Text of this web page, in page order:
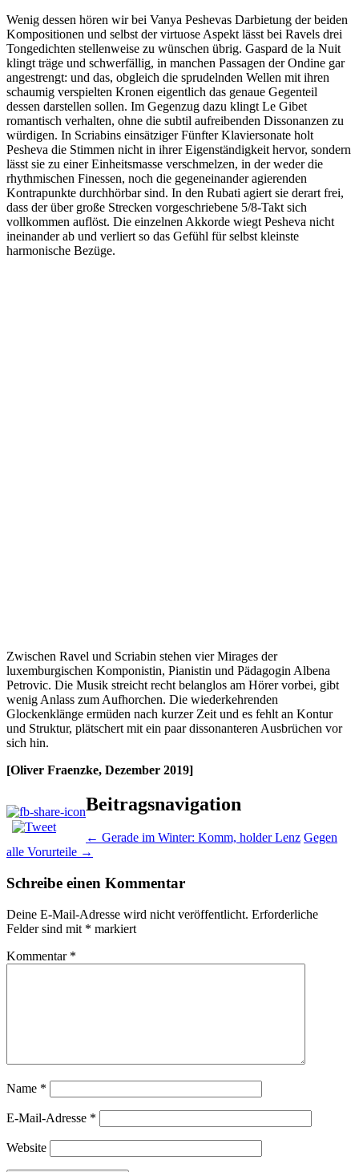
Wenig dessen hören wir bei Vanya Peshevas Darbietung der beiden
Kompositionen und selbst der virtuose Aspekt lässt bei Ravels drei
Tongedichten stellenweise zu wünschen übrig. Gaspard de la Nuit
klingt träge und schwerfällig, in manchen Passagen der Ondine gar
angestrengt: und das, obgleich die sprudelnden Wellen mit ihren
schaumig verspielten Kronen eigentlich das genaue Gegenteil
dessen darstellen sollen. Im Gegenzug dazu klingt Le Gibet
romantisch verhalten, ohne die subtil aufreibenden Dissonanzen zu
würdigen. In Scriabins einsätziger Fünfter Klaviersonate holt
Pesheva die Stimmen nicht in ihrer Eigenständigkeit hervor, sondern
lässt sie zu einer Einheitsmasse verschmelzen, in der weder die
rhythmischen Finessen, noch die gegeneinander agierenden
Kontrapunkte durchhörbar sind. In den Rubati agiert sie derart frei,
dass der über große Strecken vorgeschriebene 5/8-Takt sich
vollkommen auflöst. Die einzelnen Akkorde wiegt Pesheva nicht
ineinander ab und verliert so das Gefühl für selbst kleinste
harmonische Bezüge.
Zwischen Ravel und Scriabin stehen vier Mirages der
luxemburgischen Komponistin, Pianistin und Pädagogin Albena
Petrovic. Die Musik streicht recht belanglos am Hörer vorbei, gibt
wenig Anlass zum Aufhorchen. Die wiederkehrenden
Glockenklänge ermüden nach kurzer Zeit und es fehlt an Kontur
und Struktur, plätschert mit ein paar dissonanteren Ausbrüchen vor
sich hin.
[Oliver Fraenzke, Dezember 2019]
Beitragsnavigation
← Gerade im Winter: Komm, holder Lenz Gegen
alle Vorurteile →
Schreibe einen Kommentar
Deine E-Mail-Adresse wird nicht veröffentlicht. Erforderliche
Felder sind mit * markiert
Kommentar *
Name *
E-Mail-Adresse *
Website